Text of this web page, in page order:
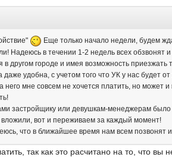
Еще только начало недели, будем
Надеюсь в течении 1-2 недель всех обзвонят
другом городе и имея возможность приезжать
даже удобна, с учетом того что УК у нас будет
него мне совсем не хочется платить, но может
застройщику или девушкам-менеджерам
вот и переживаем за каждый момент!
что в ближайшее время нам всем позвонят
так как это расчитано на то, что